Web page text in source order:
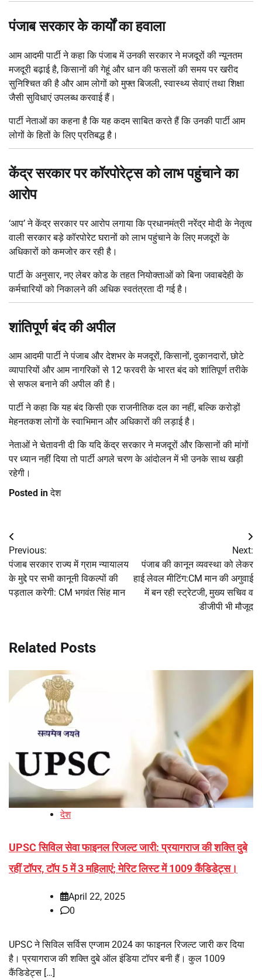
पंजाब सरकार के कार्यों का हवाला
आम आदमी पार्टी ने कहा कि पंजाब में उनकी सरकार ने मजदूरों की न्यूनतम
मजदूरी बढ़ाई है, किसानों की गेहूं और धान की फसलों की समय पर खरीद
सुनिश्चित की है और आम लोगों को मुफ्त बिजली, स्वास्थ्य सेवाएं तथा शिक्षा
जैसी सुविधाएं उपलब्ध करवाई हैं।
पार्टी नेताओं का कहना है कि यह कदम साबित करते हैं कि उनकी पार्टी आम
लोगों के हितों के लिए प्रतिबद्ध है।
केंद्र सरकार पर कॉरपोरेट्स को लाभ पहुंचाने का
आरोप
‘आप’ ने केंद्र सरकार पर आरोप लगाया कि प्रधानमंत्री नरेंद्र मोदी के नेतृत्व
वाली सरकार बड़े कॉरपोरेट घरानों को लाभ पहुंचाने के लिए मजदूरों के
अधिकारों को कमजोर कर रही है।
पार्टी के अनुसार, नए लेबर कोड के तहत नियोक्ताओं को बिना जवाबदेही के
कर्मचारियों को निकालने की अधिक स्वतंत्रता दी गई है।
शांतिपूर्ण बंद की अपील
आम आदमी पार्टी ने पंजाब और देशभर के मजदूरों, किसानों, दुकानदारों, छोटे
व्यापारियों और आम नागरिकों से 12 फरवरी के भारत बंद को शांतिपूर्ण तरीके
से सफल बनाने की अपील की है।
पार्टी ने कहा कि यह बंद किसी एक राजनीतिक दल का नहीं, बल्कि करोड़ों
मेहनतकश लोगों के स्वाभिमान और अधिकारों की लड़ाई है।
नेताओं ने चेतावनी दी कि यदि केंद्र सरकार ने मजदूरों और किसानों की मांगों
पर ध्यान नहीं दिया तो पार्टी अगले चरण के आंदोलन में भी उनके साथ खड़ी
रहेगी।
Posted inदेश
Post
navigation
Previous:
पंजाब सरकार राज्य में ग्राम न्यायालय
के मुद्दे पर सभी कानूनी विकल्पों की
पड़ताल करेगी: CM भगवंत सिंह मान
Next:
पंजाब की कानून व्यवस्था को लेकर
हाई लेवल मीटिंग:CM मान की अगुवाई
में बन रही स्ट्रेटजी, मुख्य सचिव व
डीजीपी भी मौजूद
Related Posts
देश
UPSC सिविल सेवा फाइनल रिजल्ट जारी: प्रयागराज की शक्ति दुबे
रहीं टॉपर, टॉप 5 में 3 महिलाएं; मेरिट लिस्ट में 1009 कैंडिडेट्स।
April 22, 2025
0
UPSC ने सिविल सर्विस एग्‍जाम 2024 का फाइनल रिजल्‍ट जारी कर दिया
है। प्रयागराज की शक्ति दुबे ऑल इंडिया टॉपर बनी हैं। कुल 1009
कैंडिडेट्स […]